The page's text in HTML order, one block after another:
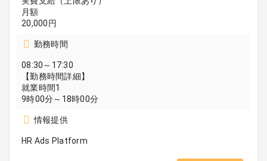
月額
20,000円
勤務時間
08:30～17:30
【勤務時間詳細】
就業時間1
9時00分～18時00分
情報提供
HR Ads Platform